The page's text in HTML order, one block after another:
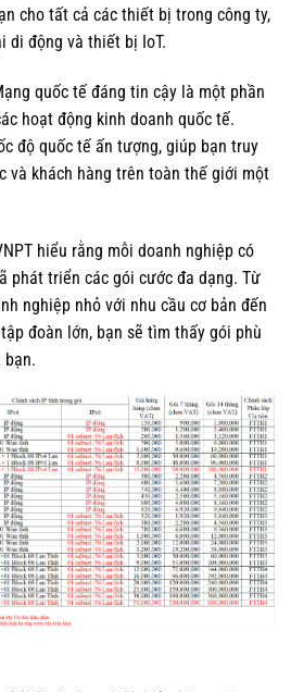
cho tất cả các thiết bị trong công ty,
di động và thiết bị IoT.
quốc tế đáng tin cậy là một phần
hoạt động kinh doanh quốc tế.
độ quốc tế ấn tượng, giúp bạn truy
và khách hàng trên toàn thế giới một
hiểu rằng mỗi doanh nghiệp có
phát triển các gói cước đa dạng. Từ
nghiệp nhỏ với nhu cầu cơ bản đến
đoàn lớn, bạn sẽ tìm thấy gói phù
bạn.